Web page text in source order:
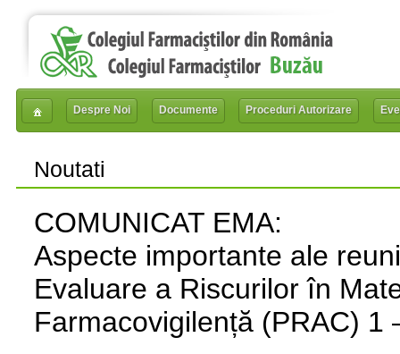
Despre Noi Documente Proceduri Autorizare
Noutati
COMUNICAT EMA:
Aspecte importante ale
Evaluare a Riscurilor în
Farmacovigilență (PRAC) 1